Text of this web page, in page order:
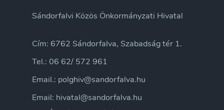
Sándorfalvi Közös Önkormányzati Hivatal
Cím: 6762 Sándorfalva, Szabadság tér 1.
Tel.: 06 62/ 572 961
Email.: polghiv@sandorfalva.hu
Email: hivatal@sandorfalva.hu